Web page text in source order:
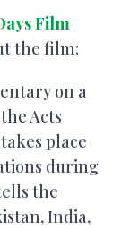
Film
the film:
on a
Acts
place
during
the
India,